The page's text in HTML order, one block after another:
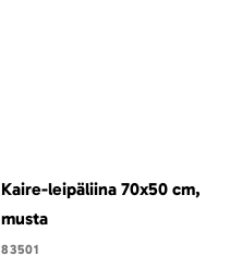
Kaire-leipäliina 70x50 cm,
musta
83501